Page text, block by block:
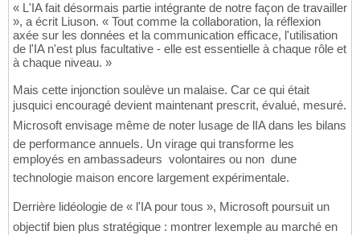
« L'IA fait désormais partie intégrante de notre façon de travailler
», a écrit Liuson. « Tout comme la collaboration, la réflexion
axée sur les données et la communication efficace, l'utilisation
de l'IA n'est plus facultative - elle est essentielle à chaque rôle et
à chaque niveau. »
Mais cette injonction soulève un malaise. Car ce qui était
jusquici encouragé devient maintenant prescrit, évalué, mesuré.
Microsoft envisage même de noter lusage de lIA dans les bilans
de performance annuels. Un virage qui transforme les
employés en ambassadeurs  volontaires ou non  dune
technologie maison encore largement expérimentale.
Derrière lidéologie de « l'IA pour tous », Microsoft poursuit un
objectif bien plus stratégique : montrer lexemple au marché en